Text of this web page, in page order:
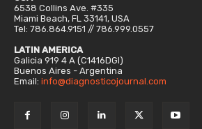
6538 Collins Ave. #335
Miami Beach, FL 33141, USA
Tel: 786.864.9151 // 786.999.0557
LATIN AMERICA
Galicia 919 4 A (C1416DGI)
Buenos Aires - Argentina
Email: info@diagnosticojournal.com